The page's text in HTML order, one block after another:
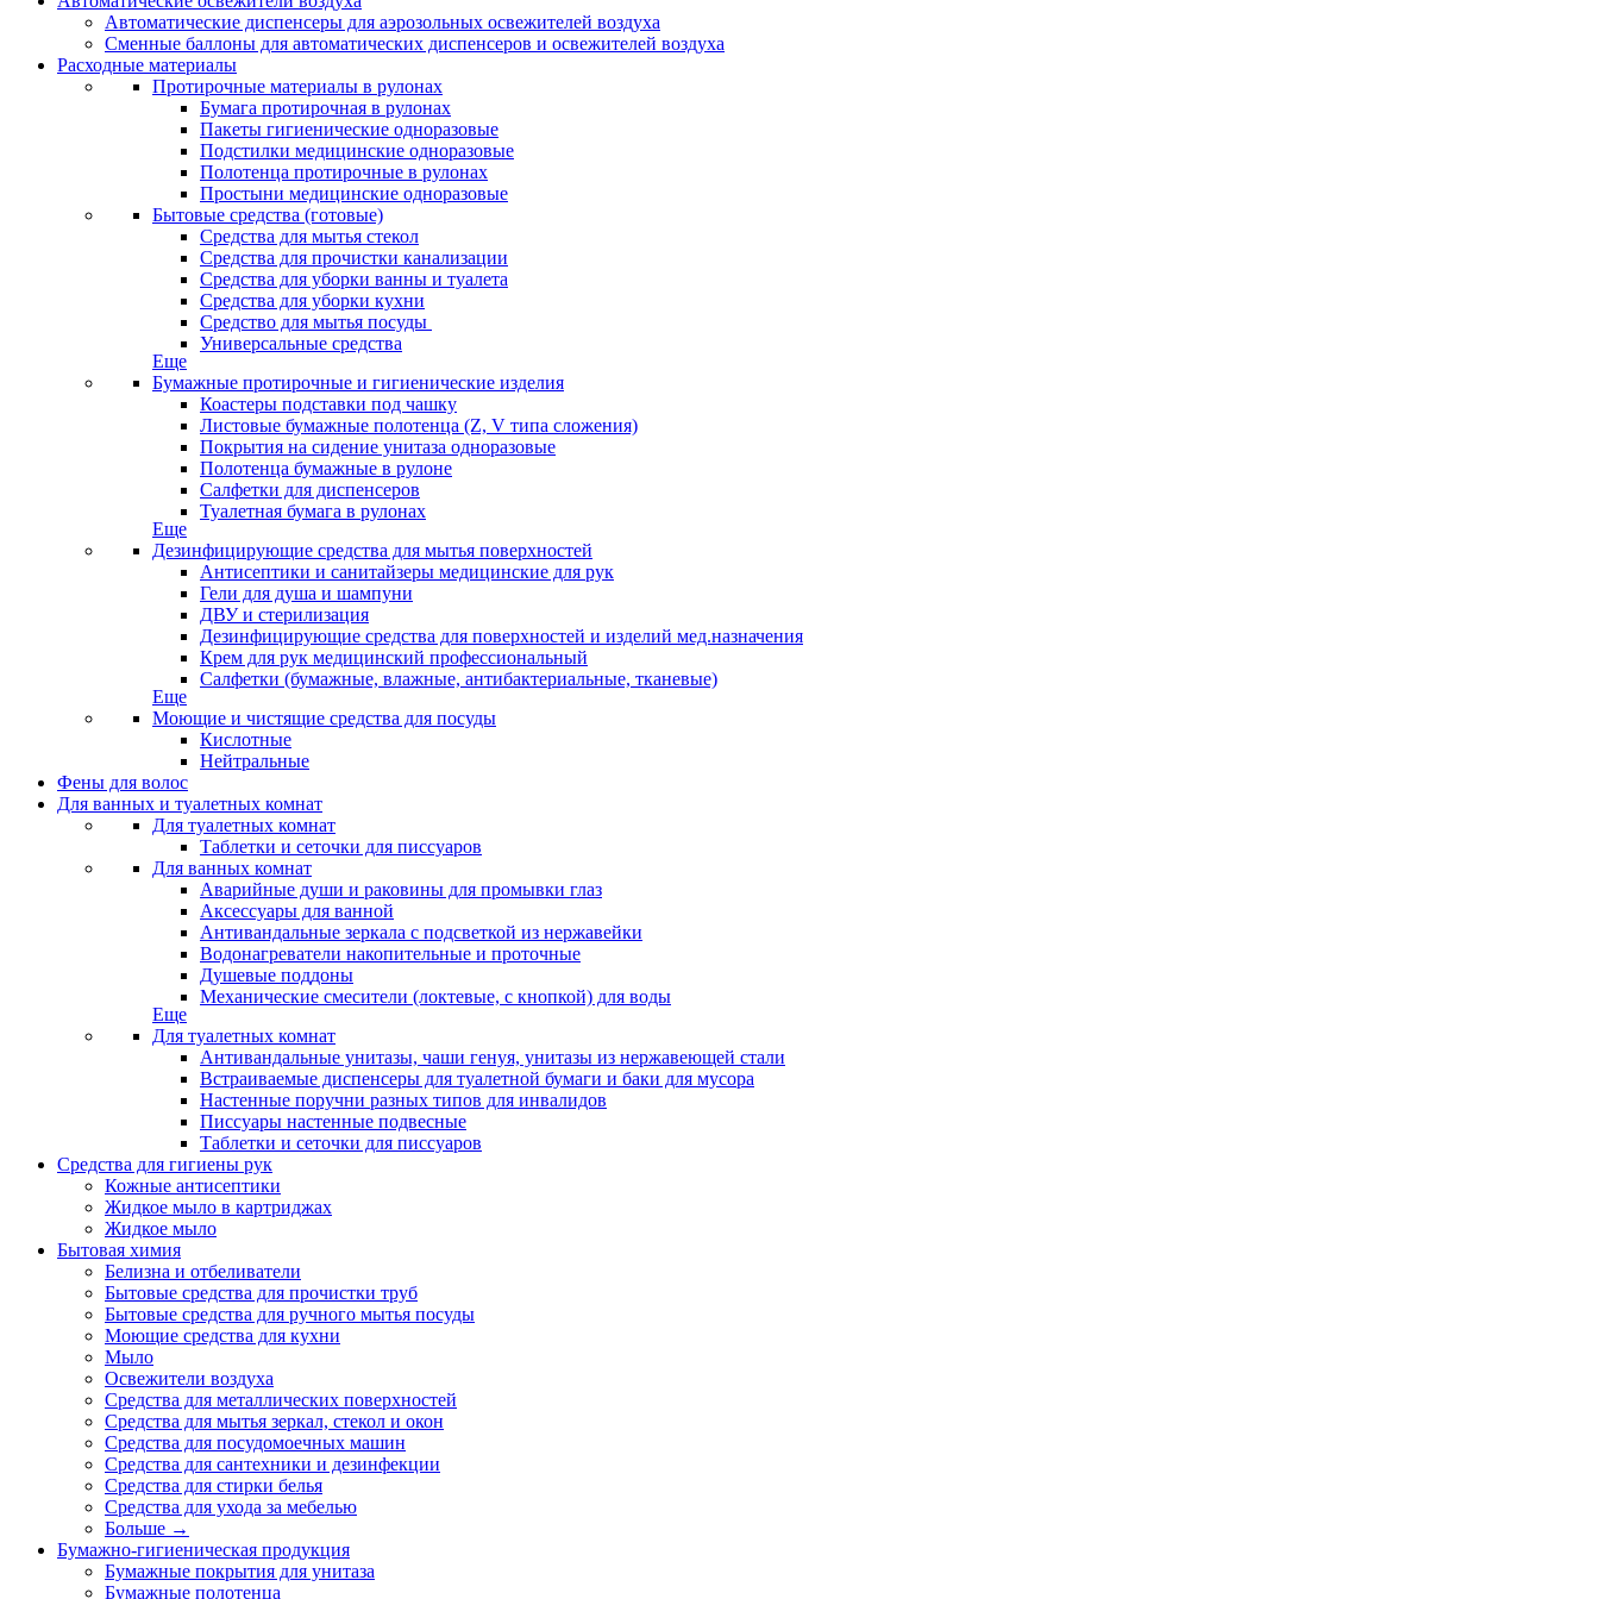
Автоматические диспенсеры для аэрозольных освежителей воздуха
Сменные баллоны для автоматических диспенсеров и освежителей воздуха
Расходные материалы
Протирочные материалы в рулонах
Бумага протирочная в рулонах
Пакеты гигиенические одноразовые
Подстилки медицинские одноразовые
Полотенца протирочные в рулонах
Простыни медицинские одноразовые
Бытовые средства (готовые)
Средства для мытья стекол
Средства для прочистки канализации
Средства для уборки ванны и туалета
Средства для уборки кухни
Средство для мытья посуды
Универсальные средства
Еще
Бумажные протирочные и гигиенические изделия
Коастеры подставки под чашку
Листовые бумажные полотенца (Z, V типа сложения)
Покрытия на сидение унитаза одноразовые
Полотенца бумажные в рулоне
Салфетки для диспенсеров
Туалетная бумага в рулонах
Еще
Дезинфицирующие средства для мытья поверхностей
Антисептики и санитайзеры медицинские для рук
Гели для душа и шампуни
ДВУ и стерилизация
Дезинфицирующие средства для поверхностей и изделий мед.назначения
Крем для рук медицинский профессиональный
Салфетки (бумажные, влажные, антибактериальные, тканевые)
Еще
Моющие и чистящие средства для посуды
Кислотные
Нейтральные
Фены для волос
Для ванных и туалетных комнат
Для туалетных комнат
Таблетки и сеточки для писсуаров
Для ванных комнат
Аварийные души и раковины для промывки глаз
Аксессуары для ванной
Антивандальные зеркала с подсветкой из нержавейки
Водонагреватели накопительные и проточные
Душевые поддоны
Механические смесители (локтевые, с кнопкой) для воды
Еще
Для туалетных комнат
Антивандальные унитазы, чаши генуя, унитазы из нержавеющей стали
Встраиваемые диспенсеры для туалетной бумаги и баки для мусора
Настенные поручни разных типов для инвалидов
Писсуары настенные подвесные
Таблетки и сеточки для писсуаров
Средства для гигиены рук
Кожные антисептики
Жидкое мыло в картриджах
Жидкое мыло
Бытовая химия
Белизна и отбеливатели
Бытовые средства для прочистки труб
Бытовые средства для ручного мытья посуды
Моющие средства для кухни
Мыло
Освежители воздуха
Средства для металлических поверхностей
Средства для мытья зеркал, стекол и окон
Средства для посудомоечных машин
Средства для сантехники и дезинфекции
Средства для стирки белья
Средства для ухода за мебелью
Больше →
Бумажно-гигиеническая продукция
Бумажные покрытия для унитаза
Бумажные полотенца